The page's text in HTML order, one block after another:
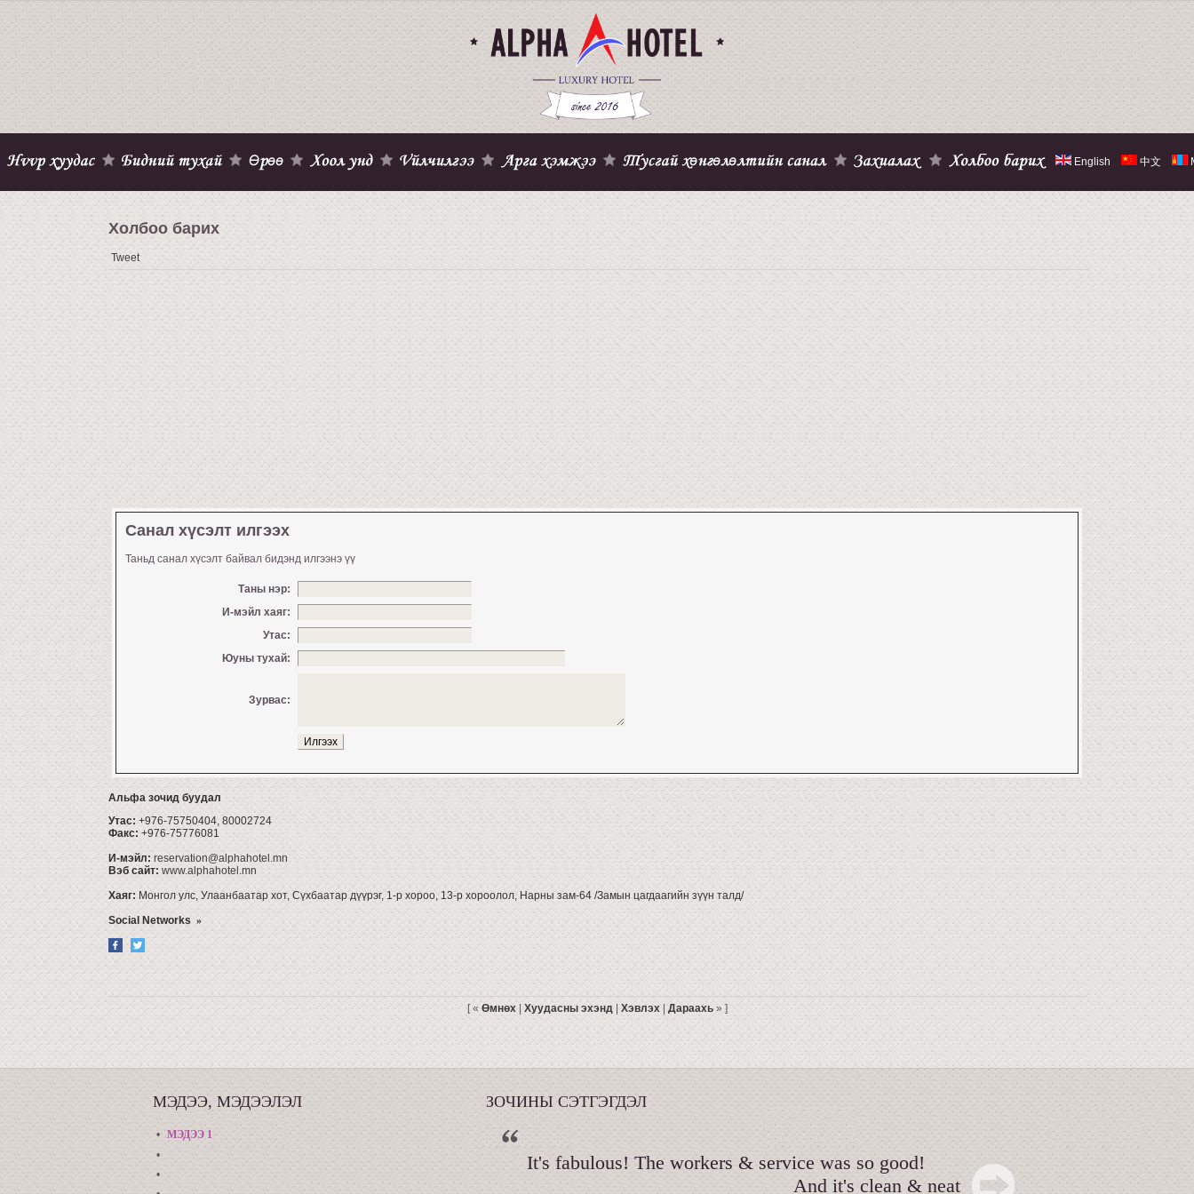
English 中文
Холбоо барих
Tweet
Санал хүсэлт илгээх
Таньд санал хүсэлт байвал бидэнд илгээнэ үү
Таны нэр:
И-мэйл хаяг:
Утас:
Юуны тухай:
Зурвас:
Альфа зочид буудал
Утас: +976-75750404, 80002724
Факс: +976-75776081
И-мэйл: reservation@alphahotel.mn
Вэб сайт: www.alphahotel.mn
Хаяг: Монгол улс, Улаанбаатар хот, Сүхбаатар дүүрэг, 1-р хороо, 13-р хороолол, Нарны зам-64 /Замын цагдаагийн зүүн талд/
Social Networks »
[ « Өмнөх| Хуудасны эхэнд| Хэвлэх| Дараахь» ]
МЭДЭЭ, МЭДЭЭЛЭЛ ЗОЧИНЫ СЭТГЭГДЭЛ
• МЭДЭЭ 1
•
•
It's fabulous! The workers & service was so good!
And it's clean & neat